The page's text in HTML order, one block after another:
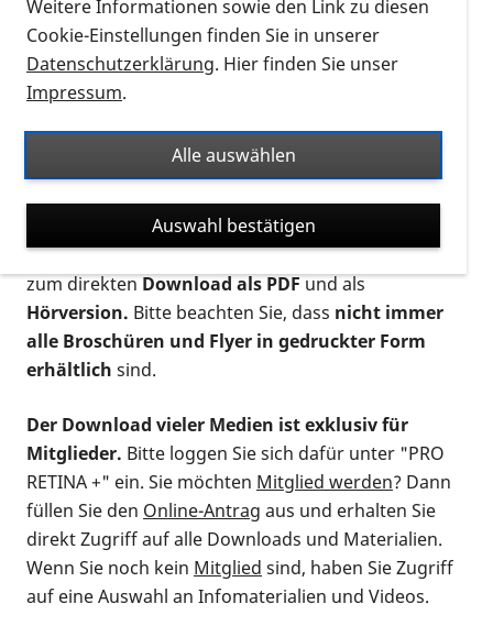
für blinde und sehbehinderte Menschen an.
Auf dieser Seite finden Sie sämtliches Infomaterial
Ort. Nutzen Sie den Formatfilter, um ausschließlich
nach Flyern und Broschüren, Audios oder Videos zu
suchen. Die meisten Flyer und Broschüren werden in
verschiedenen Formaten angeboten: zur
postalischen Bestellung als gedruckte Variante
zum direktenDownload als PDFund als
Hörversion. Bitte beachten Sie, dass nicht immer
alle Broschüren und Flyer in gedruckter Form
erhältlich sind.
Der Download vieler Medien ist exklusiv für
Mitglieder. Bitte loggen Sie sich dafür unter "PRO
RETINA +" ein. Sie möchten Mitglied werden? Dann
füllen Sie den Online-Antrag aus und erhalten Sie
direkt Zugriff auf alle Downloads und Materialien.
Wenn Sie noch kein Mitglied sind, haben Sie Zugriff
auf eine Auswahl an Infomaterialien und Videos.
Weitere Informationen sowie den Link zu diesen
Cookie-Einstellungen finden Sie in unserer
Datenschutzerklärung. Hier finden Sie unser
Impressum.
Alle auswählen
Auswahl bestätigen